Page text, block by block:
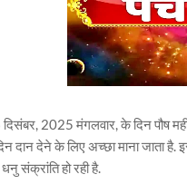
2025 मंगलवार, के दिन पौष
दान देने के लिए अच्छा माना जाता है.
संक्रांति हो रही है.